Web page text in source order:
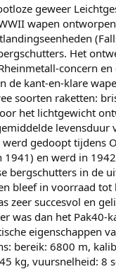
geweer
wapen
Het
concern en
de kant-en-klare
soorten raketten:
het lichtgewicht
levensduur
werd gedoopt tijdens
1941) en werd in
bergschutters in de
bleef in voorraad tot
zeer succesvol en
was dan het Pak40-
eigenschappen
bereik: 6800 m,
kg, vuursnelheid: 8